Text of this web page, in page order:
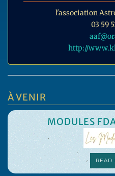
l'association
03 59
http://
À VENIR
MODULES
READ